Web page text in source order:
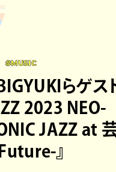
#MUSIC
らゲス
2023 NEO-
JAZZ at
』